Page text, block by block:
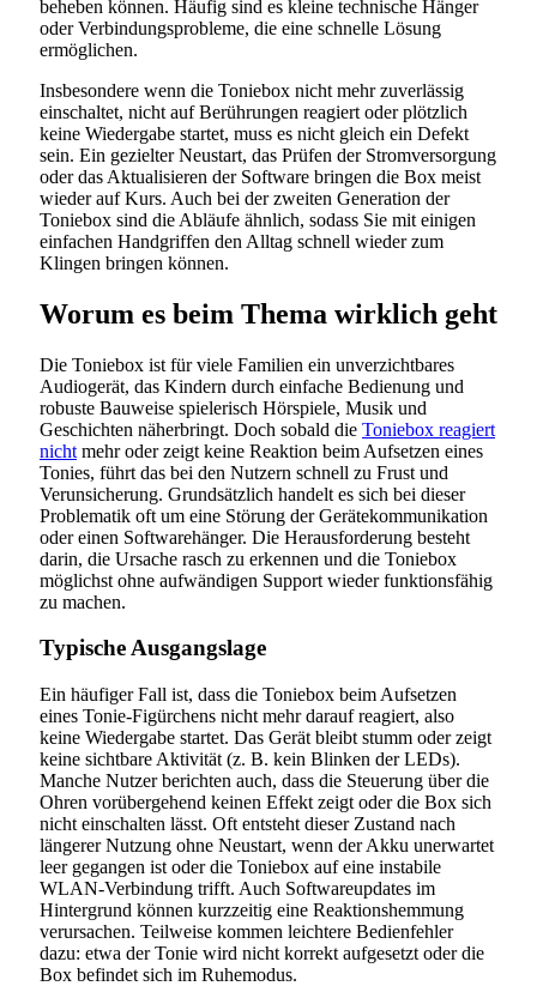
beheben können. Häufig sind es kleine technische Hänger
oder Verbindungsprobleme, die eine schnelle Lösung
ermöglichen.
Insbesondere wenn die Toniebox nicht mehr zuverlässig
einschaltet, nicht auf Berührungen reagiert oder plötzlich
keine Wiedergabe startet, muss es nicht gleich ein Defekt
sein. Ein gezielter Neustart, das Prüfen der Stromversorgung
oder das Aktualisieren der Software bringen die Box meist
wieder auf Kurs. Auch bei der zweiten Generation der
Toniebox sind die Abläufe ähnlich, sodass Sie mit einigen
einfachen Handgriffen den Alltag schnell wieder zum
Klingen bringen können.
Worum es beim Thema wirklich geht
Die Toniebox ist für viele Familien ein unverzichtbares
Audiogerät, das Kindern durch einfache Bedienung und
robuste Bauweise spielerisch Hörspiele, Musik und
Geschichten näherbringt. Doch sobald die Toniebox reagiert
nicht mehr oder zeigt keine Reaktion beim Aufsetzen eines
Tonies, führt das bei den Nutzern schnell zu Frust und
Verunsicherung. Grundsätzlich handelt es sich bei dieser
Problematik oft um eine Störung der Gerätekommunikation
oder einen Softwarehänger. Die Herausforderung besteht
darin, die Ursache rasch zu erkennen und die Toniebox
möglichst ohne aufwändigen Support wieder funktionsfähig
zu machen.
Typische Ausgangslage
Ein häufiger Fall ist, dass die Toniebox beim Aufsetzen
eines Tonie-Figürchens nicht mehr darauf reagiert, also
keine Wiedergabe startet. Das Gerät bleibt stumm oder zeigt
keine sichtbare Aktivität (z. B. kein Blinken der LEDs).
Manche Nutzer berichten auch, dass die Steuerung über die
Ohren vorübergehend keinen Effekt zeigt oder die Box sich
nicht einschalten lässt. Oft entsteht dieser Zustand nach
längerer Nutzung ohne Neustart, wenn der Akku unerwartet
leer gegangen ist oder die Toniebox auf eine instabile
WLAN-Verbindung trifft. Auch Softwareupdates im
Hintergrund können kurzzeitig eine Reaktionshemmung
verursachen. Teilweise kommen leichtere Bedienfehler
dazu: etwa der Tonie wird nicht korrekt aufgesetzt oder die
Box befindet sich im Ruhemodus.